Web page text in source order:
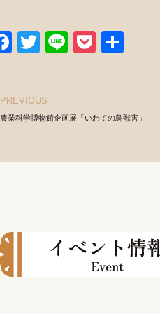
Facebook
TwitterLine
PREVIOUS
農業科学博物館企画展「いわての鳥獣害」